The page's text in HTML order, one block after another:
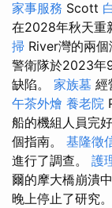
家事服務 Scott
在2028年秋天重
掃 River灣的兩
警衛隊於2023年
缺陷。 家族墓 經
午茶外燴 養老院
船的機組人員完
個指南。 基隆徵
進行了調查。 護
爾的摩大橋崩潰
晚上停止了研究。